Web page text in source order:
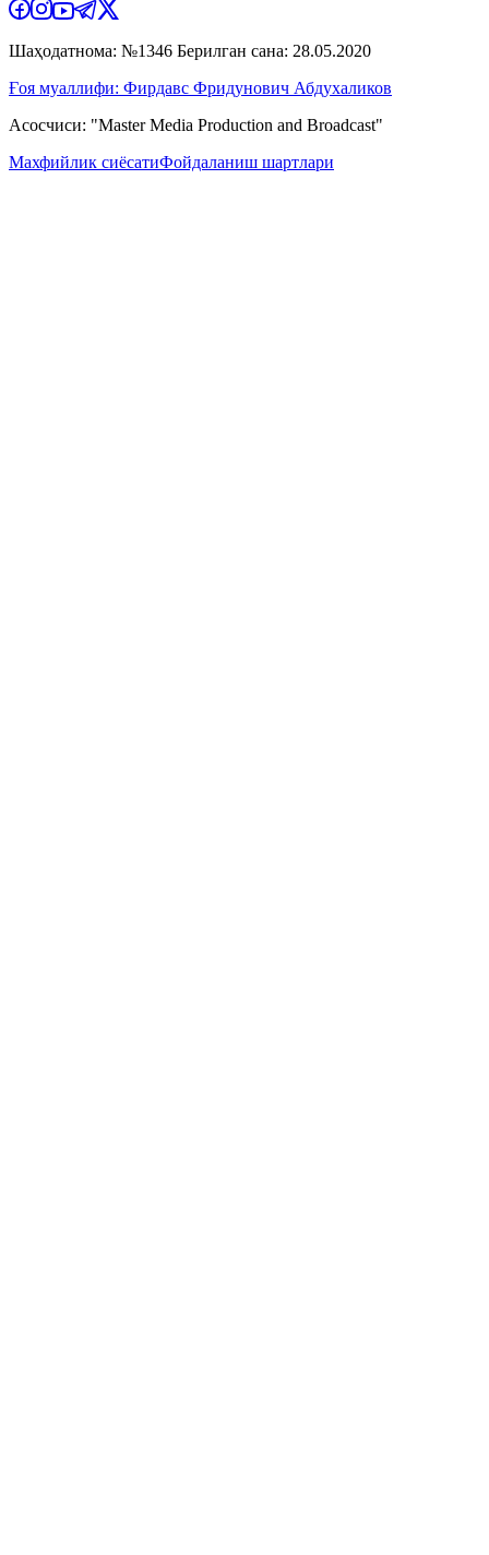
Шаҳодатнома: №1346 Берилган сана: 28.05.2020
Ғоя муаллифи: Фирдавс Фридунович Абдухаликов
Асосчиси: "Master Media Production and Broadcast"
Махфийлик сиёсатиФойдаланиш шартлари